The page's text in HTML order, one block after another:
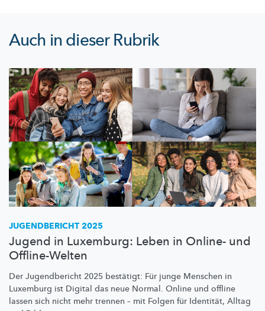
Auch in dieser Rubrik
JUGENDBERICHT 2025
Jugend in Luxemburg: Leben in Online- und
Offline-Welten
Der Jugendbericht 2025 bestätigt: Für junge Menschen in
Luxemburg ist Digital das neue Normal. Online und offline
lassen sich nicht mehr trennen – mit Folgen für Identität, Alltag